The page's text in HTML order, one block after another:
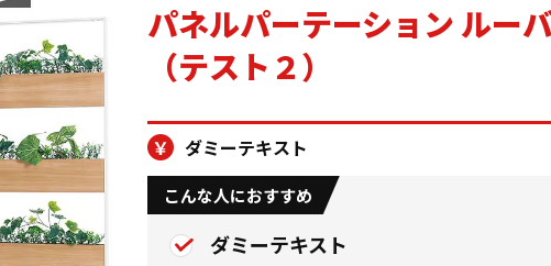
パネルパーテーション ルー
（テスト２）
ダミーテキスト
こんな人におすすめ
ダミーテキスト